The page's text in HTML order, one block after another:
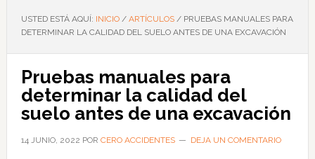
USTED ESTÁ AQUÍ: INICIO / ARTÍCULOS /PRUEBAS MANUALES PARA
DETERMINAR LA CALIDAD DEL SUELO ANTES DE UNA EXCAVACIÓN
Pruebas manuales para
determinar la calidad del
suelo antes de una excavación
14 JUNIO, 2022 POR CERO ACCIDENTES DEJA UN COMENTARIO